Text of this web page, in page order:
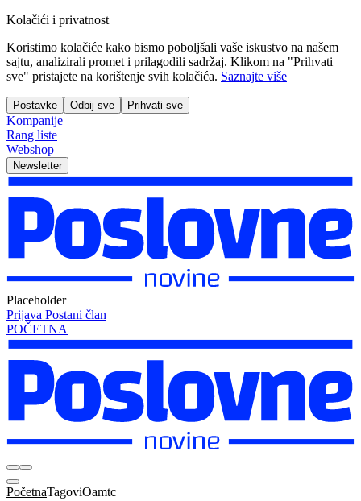
Kolačići i privatnost
Koristimo kolačiće kako bismo poboljšali vaše iskustvo na našem
sajtu, analizirali promet i prilagodili sadržaj. Klikom na "Prihvati
sve" pristajete na korištenje svih kolačića. Saznajte više
Postavke Odbij sve Prihvati sve
Kompanije
Rang liste
Webshop
Newsletter
Placeholder
Prijava Postani član
POČETNA
PočetnaTagoviOamtc